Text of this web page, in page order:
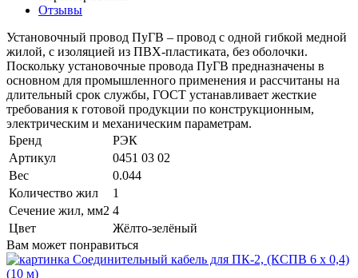
Отзывы
Установочный провод ПуГВ – провод с одной гибкой медной
жилой, с изоляцией из ПВХ-пластиката, без оболочки.
Поскольку установочные провода ПуГВ предназначены в
основном для промышленного применения и рассчитаны на
длительный срок службы, ГОСТ устанавливает жесткие
требования к готовой продукции по конструкционным,
электрическим и механическим параметрам.
Бренд
РЭК
Артикул
0451 03 02
Вес
0.044
Количество жил
1
Сечение жил, мм2 4
Цвет
Жёлто-зелёный
Вам может понравиться